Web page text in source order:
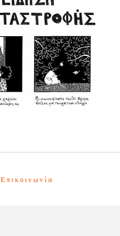
Επικοινωνία